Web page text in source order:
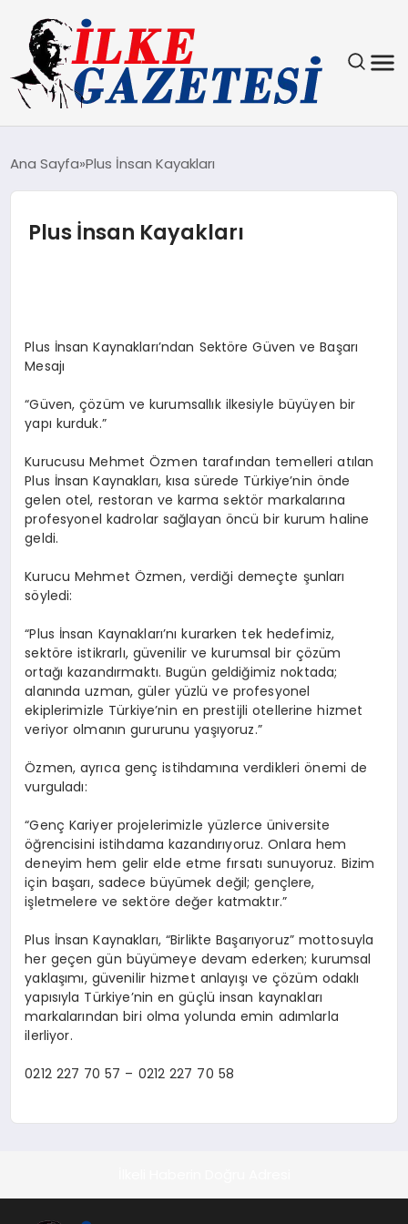
TEKNOLOJI
SPOR
MAGAZIN
DÜNYA
SIYASET
EĞITIM
Ana Sayfa Plus İnsan Kayakları
Plus İnsan Kayakları
Plus İnsan Kaynakları’ndan Sektöre Güven ve Başarı
Mesajı
“Güven, çözüm ve kurumsallık ilkesiyle büyüyen bir
yapı kurduk.”
Kurucusu Mehmet Özmen tarafından temelleri atılan
Plus İnsan Kaynakları, kısa sürede Türkiye’nin önde
gelen otel, restoran ve karma sektör markalarına
profesyonel kadrolar sağlayan öncü bir kurum haline
geldi.
Kurucu Mehmet Özmen, verdiği demeçte şunları
söyledi:
“Plus İnsan Kaynakları’nı kurarken tek hedefimiz,
sektöre istikrarlı, güvenilir ve kurumsal bir çözüm
ortağı kazandırmaktı. Bugün geldiğimiz noktada;
alanında uzman, güler yüzlü ve profesyonel
ekiplerimizle Türkiye’nin en prestijli otellerine hizmet
veriyor olmanın gururunu yaşıyoruz.”
Özmen, ayrıca genç istihdamına verdikleri önemi de
vurguladı:
“Genç Kariyer projelerimizle yüzlerce üniversite
öğrencisini istihdama kazandırıyoruz. Onlara hem
deneyim hem gelir elde etme fırsatı sunuyoruz. Bizim
için başarı, sadece büyümek değil; gençlere,
işletmelere ve sektöre değer katmaktır.”
Plus İnsan Kaynakları, “Birlikte Başarıyoruz” mottosuyla
her geçen gün büyümeye devam ederken; kurumsal
yaklaşımı, güvenilir hizmet anlayışı ve çözüm odaklı
yapısıyla Türkiye’nin en güçlü insan kaynakları
markalarından biri olma yolunda emin adımlarla
ilerliyor.
0212 227 70 57 – 0212 227 70 58